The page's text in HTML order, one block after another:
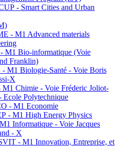
- Smart Cities and Urban
- M1 Advanced materials
M1 Bio-informatique (Voie
Franklin)
M1 Biologie-Santé - Voie Boris
X
Chimie - Voie Fréderic Joliot-
Ecole Polytechnique
- M1 Economie
- M1 High Energy Physics
Informatique - Voie Jacques
- X
- M1 Innovation, Entreprise, et